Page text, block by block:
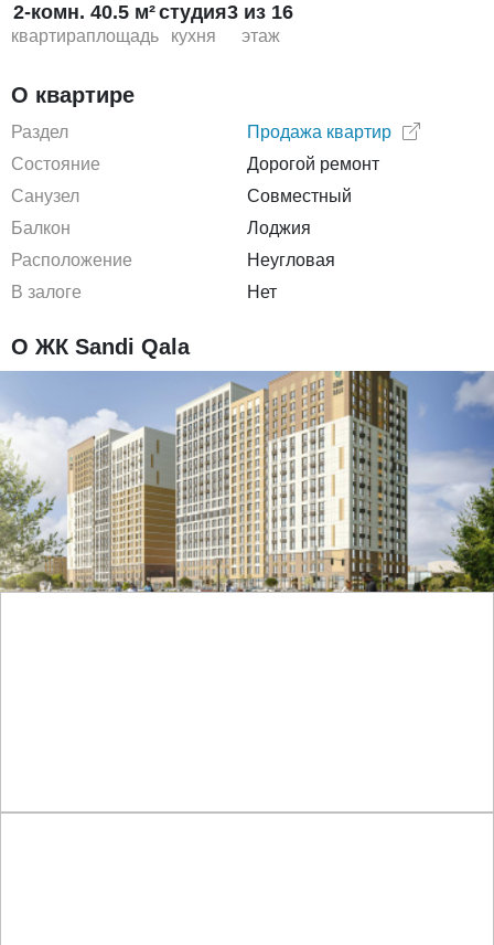
2-комн.
квартира
40.5 м²
площадь
студия
кухня
3 из 16
этаж
О квартире
Раздел
Продажа квартир
Состояние
Дорогой ремонт
Санузел
Совместный
Балкон
Лоджия
Расположение
Неугловая
В залоге
Нет
О ЖК Sandi Qala